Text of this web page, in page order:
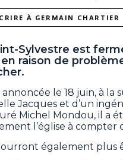
À GERMAIN CHARTIER
Sylvestre est
raison de
annoncée le 18 juin, à la
Jacques et d’un
Michel Mondou, il a
l’église à compter
également plus